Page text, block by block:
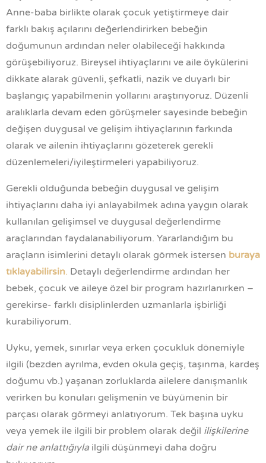
Anne-baba birlikte olarak çocuk yetiştirmeye dair
farklı bakış açılarını değerlendirirken bebeğin
doğumunun ardından neler olabileceği hakkında
görüşebiliyoruz. Bireysel ihtiyaçlarını ve aile öykülerini
dikkate alarak güvenli, şefkatli, nazik ve duyarlı bir
başlangıç yapabilmenin yollarını araştırıyoruz. Düzenli
aralıklarla devam eden görüşmeler sayesinde bebeğin
değişen duygusal ve gelişim ihtiyaçlarının farkında
olarak ve ailenin ihtiyaçlarını gözeterek gerekli
düzenlemeleri/iyileştirmeleri yapabiliyoruz.
Gerekli olduğunda bebeğin duygusal ve gelişim
ihtiyaçlarını daha iyi anlayabilmek adına yaygın olarak
kullanılan gelişimsel ve duygusal değerlendirme
araçlarından faydalanabiliyorum. Yararlandığım bu
araçların isimlerini detaylı olarak görmek istersen buraya
tıklayabilirsin. Detaylı değerlendirme ardından her
bebek, çocuk ve aileye özel bir program hazırlanırken –
gerekirse- farklı disiplinlerden uzmanlarla işbirliği
kurabiliyorum.
Uyku, yemek, sınırlar veya erken çocukluk dönemiyle
ilgili (bezden ayrılma, evden okula geçiş, taşınma, kardeş
doğumu vb.) yaşanan zorluklarda ailelere danışmanlık
verirken bu konuları gelişmenin ve büyümenin bir
parçası olarak görmeyi anlatıyorum. Tek başına uyku
veya yemek ile ilgili bir problem olarak değil ilişkilerine
dair ne anlattığıyla ilgili düşünmeyi daha doğru